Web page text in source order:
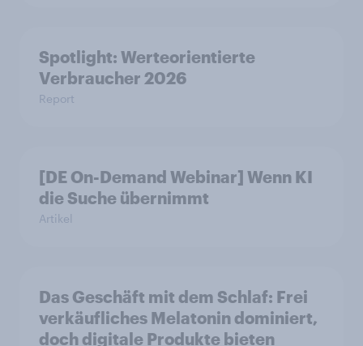
Spotlight: Werteorientierte
Verbraucher 2026
Report
[DE On-Demand Webinar] Wenn KI
die Suche übernimmt
Artikel
Das Geschäft mit dem Schlaf: Frei
verkäufliches Melatonin dominiert,
doch digitale Produkte bieten